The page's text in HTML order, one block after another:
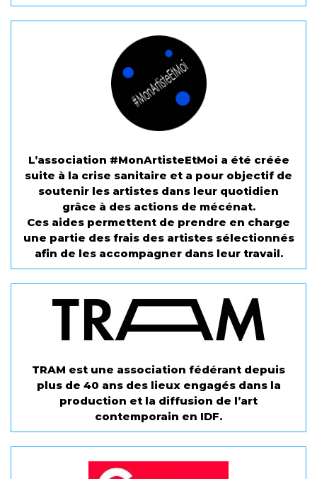
L’association #MonArtisteEtMoi a été créée
suite à la crise sanitaire et a pour objectif de
soutenir les artistes dans leur quotidien
grâce à des actions de mécénat.
Ces aides permettent de prendre en charge
une partie des frais des artistes sélectionnés
afin de les accompagner dans leur travail.
TRAM est une association fédérant depuis
plus de 40 ans des lieux engagés dans la
production et la diffusion de l’art
contemporain en IDF.